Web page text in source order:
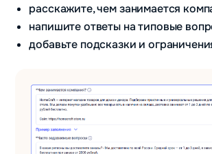
расскажите, чем занимается
напишите ответы на типовые
добавьте подсказки и